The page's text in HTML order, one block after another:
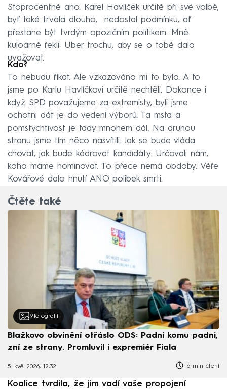
Stoprocentně ano. Karel Havlíček určitě při své volbě,
byť také trvala dlouho, nedostal podmínku, ať
přestane být tvrdým opozičním politikem. Mně
kuloárně řekli: Uber trochu, aby se o tobě dalo
uvažovat.
Kdo?
To nebudu říkat. Ale vzkazováno mi to bylo. A to
jsme po Karlu Havlíčkovi určitě nechtěli. Dokonce i
když SPD považujeme za extremisty, byli jsme
ochotni dát je do vedení výborů. Ta msta a
pomstychtivost je tady mnohem dál. Na druhou
stranu jsme tím něco nasvítili. Jak se bude vláda
chovat, jak bude kádrovat kandidáty. Určovali nám,
koho máme nominovat. To přece nemá obdoby. Věře
Kovářové dalo hnutí ANO polibek smrti.
Čtěte také
9 fotografií
Blažkovo obvinění otřáslo ODS: Padni komu padni,
zní ze strany. Promluvil i expremiér Fiala
5. kvě 2026, 12:32 6 min čtení
Koalice tvrdila, že jim vadí vaše propojení